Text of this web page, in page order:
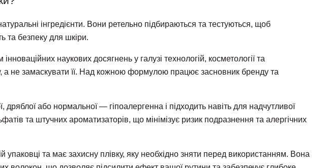
інгредієнти. Вони ретельно підбираються та тестуються, щоб
та безпеку для шкіри.
наукових досягнень у галузі технологій, косметології та
а не замаскувати її. Над кожною формулою працює засновник бренду та
дряблої або нормальної — гіпоалергенна і підходить навіть для надчутливої
та штучних ароматизаторів, що мінімізує ризик подразнення та алергічних
та має захисну плівку, яку необхідно зняти перед використанням. Вона